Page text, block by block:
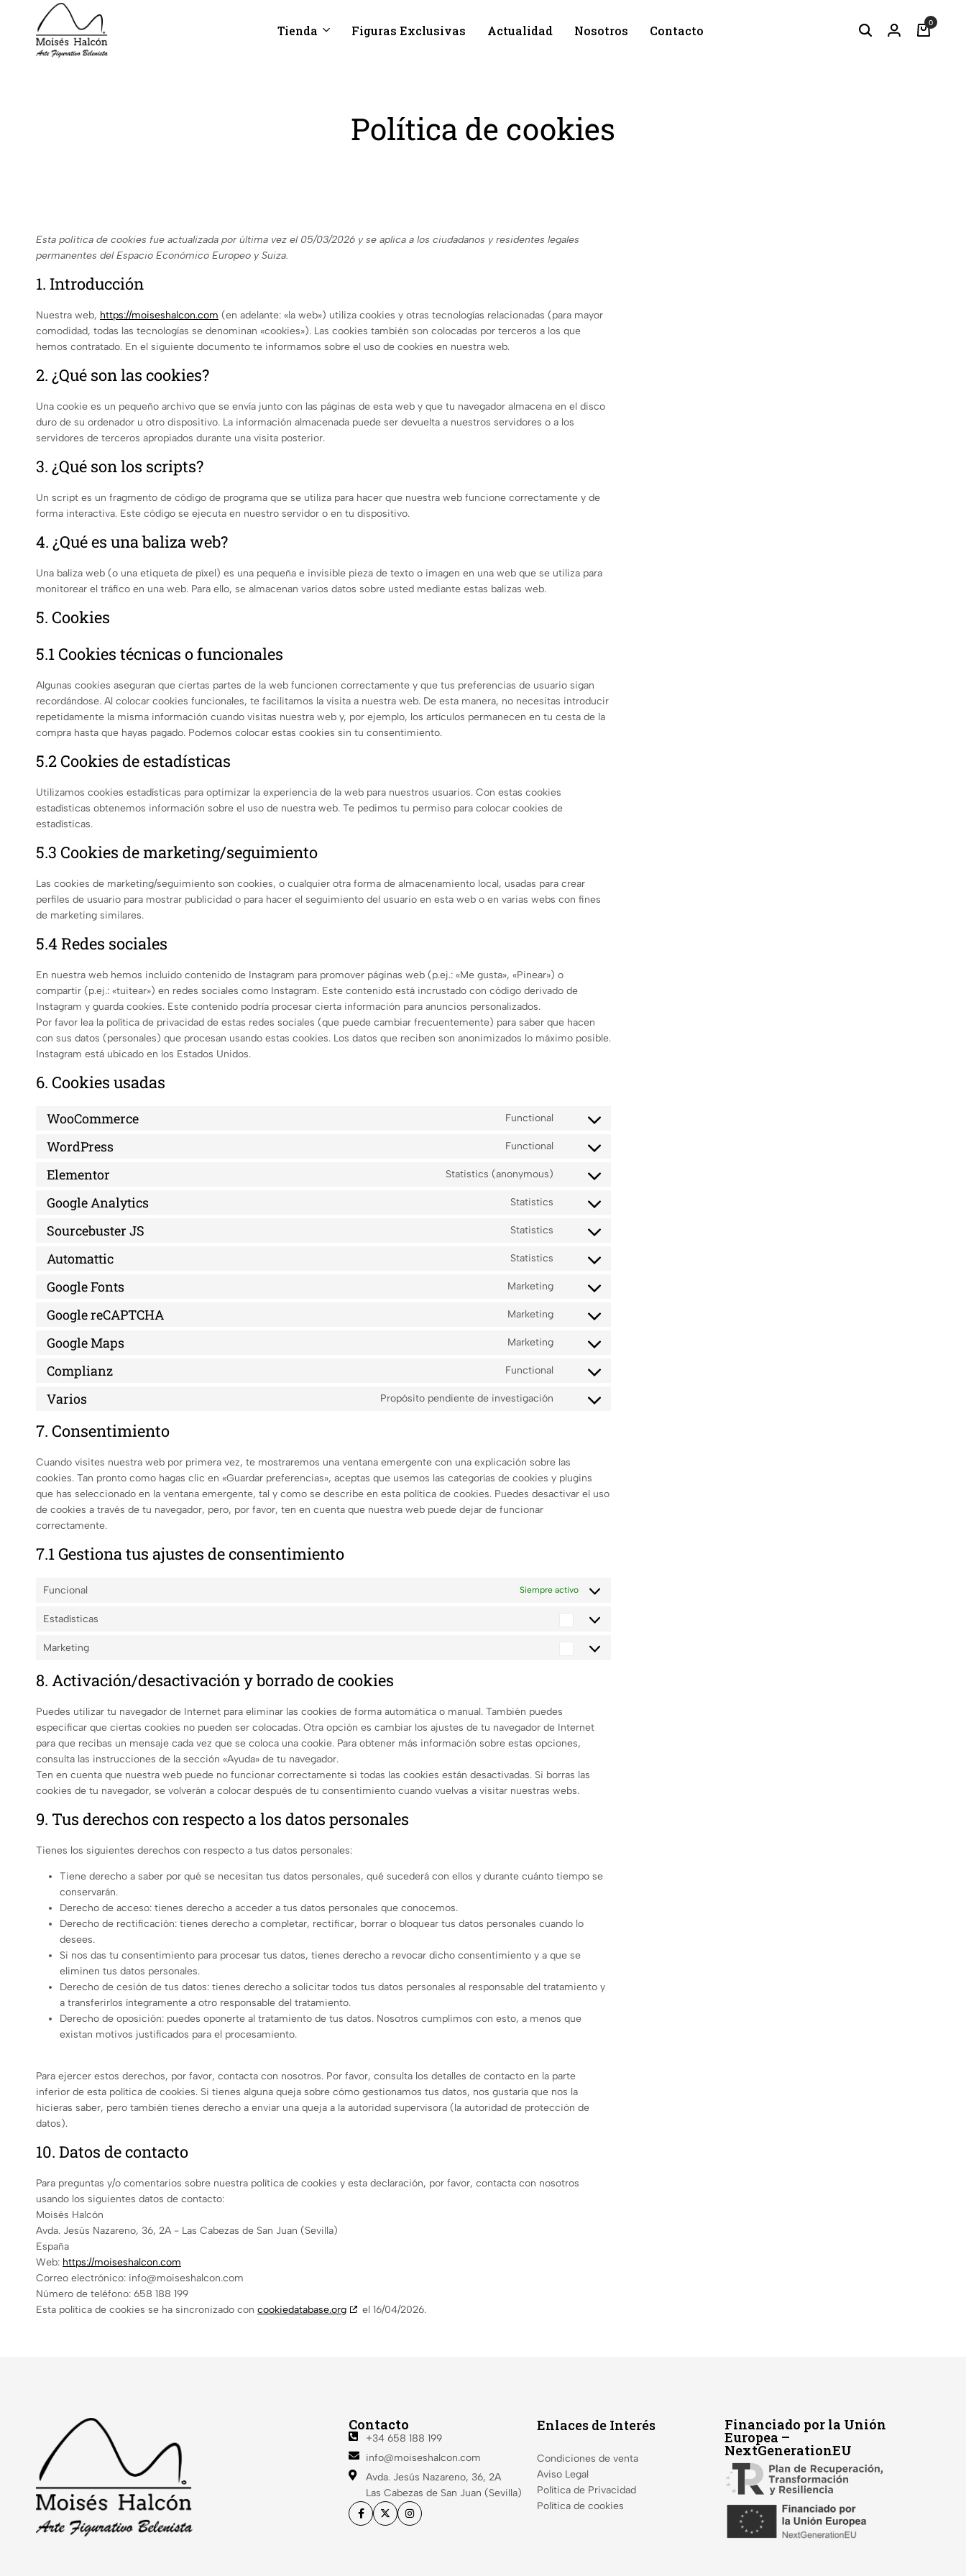
Tradición,
realismo
dedicación
detalle.
Tienda Figuras Exclusivas Actualidad Nosotros Contacto 0
Política de cookies
Esta política de cookies fue actualizada por última vez el 05/03/2026 y se aplica a los ciudadanos y residentes legales
permanentes del Espacio Económico Europeo y Suiza.
1. Introducción
Nuestra web, https://moiseshalcon.com (en adelante: «la web») utiliza cookies y otras tecnologías relacionadas (para mayor
comodidad, todas las tecnologías se denominan «cookies»). Las cookies también son colocadas por terceros a los que
hemos contratado. En el siguiente documento te informamos sobre el uso de cookies en nuestra web.
2. ¿Qué son las cookies?
Una cookie es un pequeño archivo que se envía junto con las páginas de esta web y que tu navegador almacena en el disco
duro de su ordenador u otro dispositivo. La información almacenada puede ser devuelta a nuestros servidores o a los
servidores de terceros apropiados durante una visita posterior.
3. ¿Qué son los scripts?
Un script es un fragmento de código de programa que se utiliza para hacer que nuestra web funcione correctamente y de
forma interactiva. Este código se ejecuta en nuestro servidor o en tu dispositivo.
4. ¿Qué es una baliza web?
Una baliza web (o una etiqueta de píxel) es una pequeña e invisible pieza de texto o imagen en una web que se utiliza para
monitorear el tráfico en una web. Para ello, se almacenan varios datos sobre usted mediante estas balizas web.
5. Cookies
5.1 Cookies técnicas o funcionales
Algunas cookies aseguran que ciertas partes de la web funcionen correctamente y que tus preferencias de usuario sigan
recordándose. Al colocar cookies funcionales, te facilitamos la visita a nuestra web. De esta manera, no necesitas introducir
repetidamente la misma información cuando visitas nuestra web y, por ejemplo, los artículos permanecen en tu cesta de la
compra hasta que hayas pagado. Podemos colocar estas cookies sin tu consentimiento.
5.2 Cookies de estadísticas
Utilizamos cookies estadísticas para optimizar la experiencia de la web para nuestros usuarios. Con estas cookies
estadísticas obtenemos información sobre el uso de nuestra web. Te pedimos tu permiso para colocar cookies de
estadísticas.
5.3 Cookies de marketing/seguimiento
Las cookies de marketing/seguimiento son cookies, o cualquier otra forma de almacenamiento local, usadas para crear
perfiles de usuario para mostrar publicidad o para hacer el seguimiento del usuario en esta web o en varias webs con fines
de marketing similares.
5.4 Redes sociales
En nuestra web hemos incluido contenido de Instagram para promover páginas web (p.ej.: «Me gusta», «Pinear») o
compartir (p.ej.: «tuitear») en redes sociales como Instagram. Este contenido está incrustado con código derivado de
Instagram y guarda cookies. Este contenido podría procesar cierta información para anuncios personalizados.
Por favor lea la política de privacidad de estas redes sociales (que puede cambiar frecuentemente) para saber que hacen
con sus datos (personales) que procesan usando estas cookies. Los datos que reciben son anonimizados lo máximo posible.
Instagram está ubicado en los Estados Unidos.
6. Cookies usadas
WooCommerce Functional
WordPress Functional
Elementor Statistics (anonymous)
Google Analytics Statistics
Sourcebuster JS Statistics
Automattic Statistics
Google Fonts Marketing
Google reCAPTCHA Marketing
Google Maps Marketing
Complianz Functional
Varios Propósito pendiente de investigación
7. Consentimiento
Cuando visites nuestra web por primera vez, te mostraremos una ventana emergente con una explicación sobre las
cookies. Tan pronto como hagas clic en «Guardar preferencias», aceptas que usemos las categorías de cookies y plugins
que has seleccionado en la ventana emergente, tal y como se describe en esta política de cookies. Puedes desactivar el uso
de cookies a través de tu navegador, pero, por favor, ten en cuenta que nuestra web puede dejar de funcionar
correctamente.
7.1 Gestiona tus ajustes de consentimiento
Funcional Siempre activo
Estadísticas
Marketing
8. Activación/desactivación y borrado de cookies
Puedes utilizar tu navegador de Internet para eliminar las cookies de forma automática o manual. También puedes
especificar que ciertas cookies no pueden ser colocadas. Otra opción es cambiar los ajustes de tu navegador de Internet
para que recibas un mensaje cada vez que se coloca una cookie. Para obtener más información sobre estas opciones,
consulta las instrucciones de la sección «Ayuda» de tu navegador.
Ten en cuenta que nuestra web puede no funcionar correctamente si todas las cookies están desactivadas. Si borras las
cookies de tu navegador, se volverán a colocar después de tu consentimiento cuando vuelvas a visitar nuestras webs.
9. Tus derechos con respecto a los datos personales
Tienes los siguientes derechos con respecto a tus datos personales:
Tiene derecho a saber por qué se necesitan tus datos personales, qué sucederá con ellos y durante cuánto tiempo se
conservarán.
Derecho de acceso: tienes derecho a acceder a tus datos personales que conocemos.
Derecho de rectificación: tienes derecho a completar, rectificar, borrar o bloquear tus datos personales cuando lo
desees.
Si nos das tu consentimiento para procesar tus datos, tienes derecho a revocar dicho consentimiento y a que se
eliminen tus datos personales.
Derecho de cesión de tus datos: tienes derecho a solicitar todos tus datos personales al responsable del tratamiento y
a transferirlos íntegramente a otro responsable del tratamiento.
Derecho de oposición: puedes oponerte al tratamiento de tus datos. Nosotros cumplimos con esto, a menos que
existan motivos justificados para el procesamiento.
Para ejercer estos derechos, por favor, contacta con nosotros. Por favor, consulta los detalles de contacto en la parte
inferior de esta política de cookies. Si tienes alguna queja sobre cómo gestionamos tus datos, nos gustaría que nos la
hicieras saber, pero también tienes derecho a enviar una queja a la autoridad supervisora (la autoridad de protección de
datos).
10. Datos de contacto
Para preguntas y/o comentarios sobre nuestra política de cookies y esta declaración, por favor, contacta con nosotros
usando los siguientes datos de contacto:
Moisés Halcón
Avda. Jesús Nazareno, 36, 2A - Las Cabezas de San Juan (Sevilla)
España
Web: https://moiseshalcon.com
Correo electrónico: info@moiseshalcon.com
Número de teléfono: 658 188 199
Esta política de cookies se ha sincronizado con cookiedatabase.org el 16/04/2026.
Contacto
+34 658 188 199
info@moiseshalcon.com
Avda. Jesús Nazareno, 36, 2A
Las Cabezas de San Juan (Sevilla)
Enlaces de Interés
Condiciones de venta
Aviso Legal
Política de Privacidad
Política de cookies
Financiado por la Unión
Europea –
NextGenerationEU